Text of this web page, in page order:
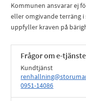
Kommunen ansvarar ej
eller omgivande terräng
uppfyller kraven på
Frågor om e-
Kundtjänst
0951-14086